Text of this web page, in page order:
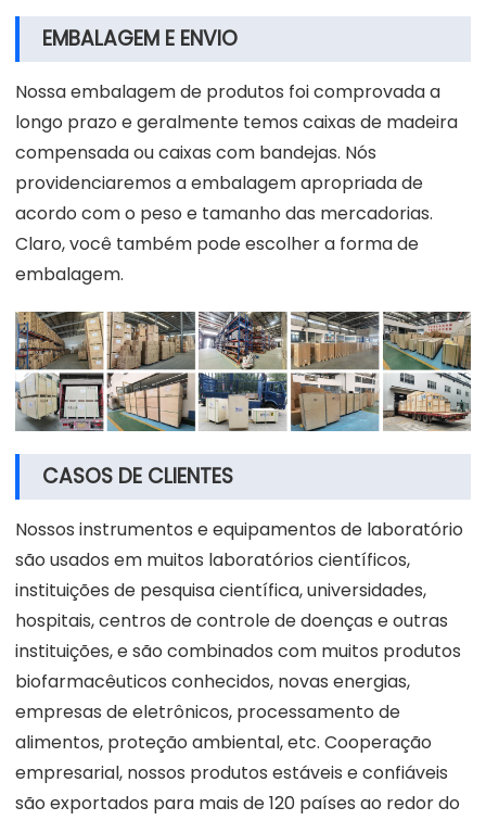
EMBALAGEM E ENVIO
Nossa embalagem de produtos foi comprovada a
longo prazo e geralmente temos caixas de madeira
compensada ou caixas com bandejas. Nós
providenciaremos a embalagem apropriada de
acordo com o peso e tamanho das mercadorias.
Claro, você também pode escolher a forma de
embalagem.
CASOS DE CLIENTES
Nossos instrumentos e equipamentos de laboratório
são usados em muitos laboratórios científicos,
instituições de pesquisa científica, universidades,
hospitais, centros de controle de doenças e outras
instituições, e são combinados com muitos produtos
biofarmacêuticos conhecidos, novas energias,
empresas de eletrônicos, processamento de
alimentos, proteção ambiental, etc. Cooperação
empresarial, nossos produtos estáveis e confiáveis
são exportados para mais de 120 países ao redor do